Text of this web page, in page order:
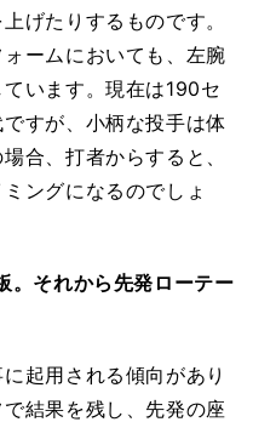
げたりするものです。
ームにおいても、左腕
います。現在は190セ
すが、小柄な投手は体
合、打者からすると、
ングになるのでしょ
それから先発ローテー
起用される傾向があり
結果を残し、先発の座